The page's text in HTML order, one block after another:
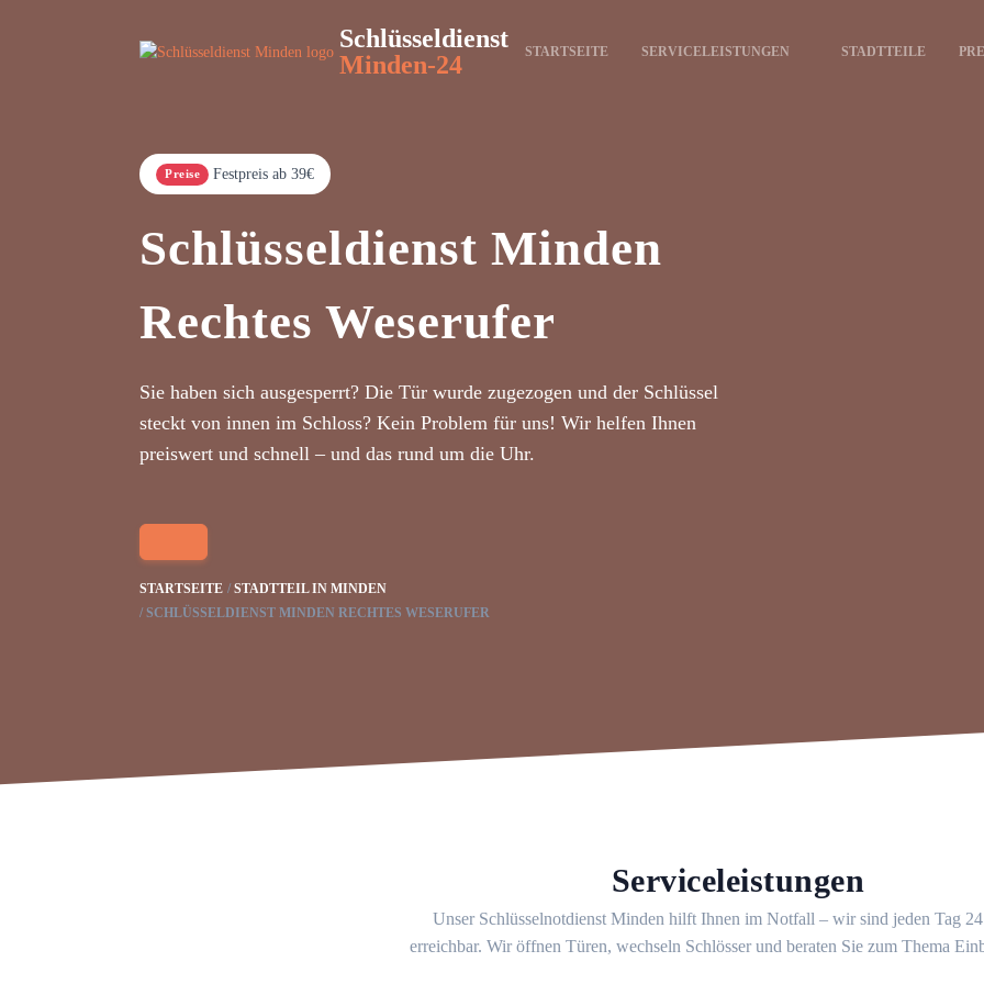
Schlüsseldienst
Minden-24
STARTSEITE SERVICELEISTUNGEN STADTTEILE
Preise Festpreis ab 39€
Schlüsseldienst Minden
Rechtes Weserufer
Sie haben sich ausgesperrt? Die Tür wurde zugezogen und der Schlüssel
steckt von innen im Schloss? Kein Problem für uns! Wir helfen Ihnen
preiswert und schnell – und das rund um die Uhr.
STARTSEITE
STADTTEIL IN MINDEN
SCHLÜSSELDIENST MINDEN RECHTES WESERUFER
Serviceleistungen
Unser Schlüsselnotdienst Minden hilft Ihnen im Notfall – wir sind jeden Tag
erreichbar. Wir öffnen Türen, wechseln Schlösser und beraten Sie zum Thema